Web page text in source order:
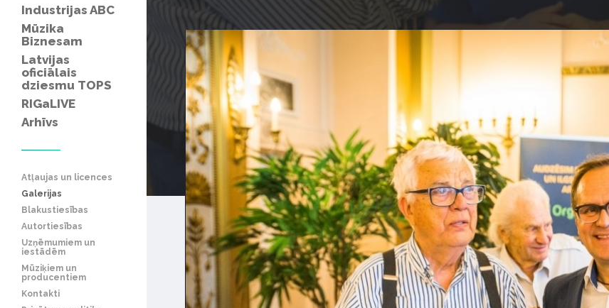
Industrijas ABC
Mūzika
Biznesam
Latvijas
oficiālais
dziesmu TOPS
RIGaLIVE
Arhīvs
Atļaujas un licences
Galerijas
Blakustiesības
Autortiesības
Uzņēmumiem un
iestādēm
Mūziķiem un
producentiem
Kontakti